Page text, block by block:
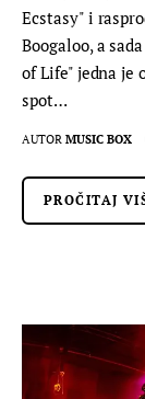
Ecstasy" i
Boogaloo, a
of Life" jedna je
spot…
AUTOR MUSIC BOX
PROČITAJ